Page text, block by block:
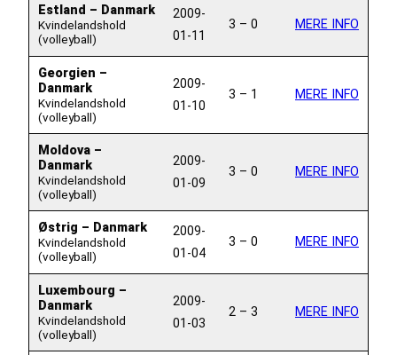
Estland – Danmark
Kvindelandshold
(volleyball)
2009-
01-11
3 – 0 MERE INFO
Georgien –
Danmark
Kvindelandshold
(volleyball)
2009-
01-10
3 – 1 MERE INFO
Moldova –
Danmark
Kvindelandshold
(volleyball)
2009-
01-09
3 – 0 MERE INFO
Østrig – Danmark
Kvindelandshold
(volleyball)
2009-
01-04
3 – 0 MERE INFO
Luxembourg –
Danmark
Kvindelandshold
(volleyball)
2009-
01-03
2 – 3 MERE INFO